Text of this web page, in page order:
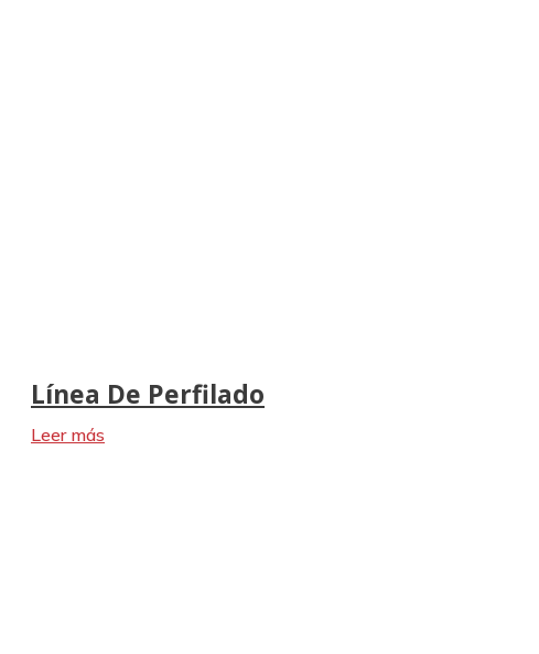
Línea De Perfilado
Leer más